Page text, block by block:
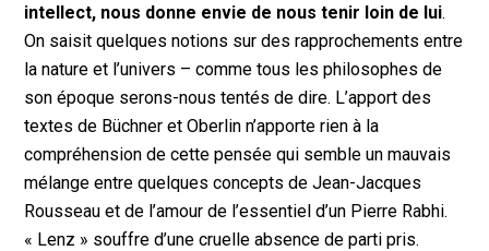
intellect, nous donne envie de nous tenir loin de lui.
On saisit quelques notions sur des rapprochements entre
la nature et l’univers – comme tous les philosophes de
son époque serons-nous tentés de dire. L’apport des
textes de Büchner et Oberlin n’apporte rien à la
compréhension de cette pensée qui semble un mauvais
mélange entre quelques concepts de Jean-Jacques
Rousseau et de l’amour de l’essentiel d’un Pierre Rabhi.
« Lenz » souffre d’une cruelle absence de parti pris.